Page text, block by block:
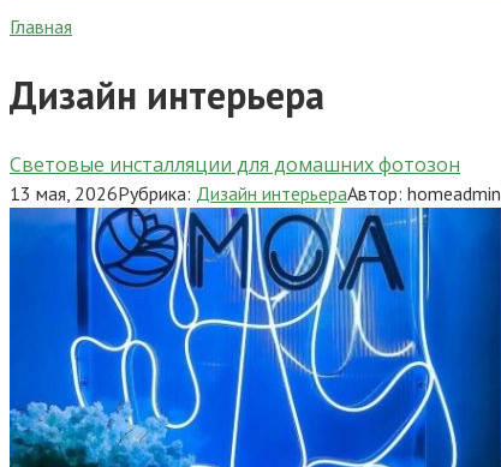
Главная
Дизайн интерьера
Световые инсталляции для домашних фотозон
13 мая, 2026Рубрика: Дизайн интерьераАвтор: homeadmin